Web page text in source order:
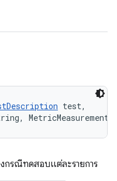
test,
กรณีทดสอบแต่ละรายการ